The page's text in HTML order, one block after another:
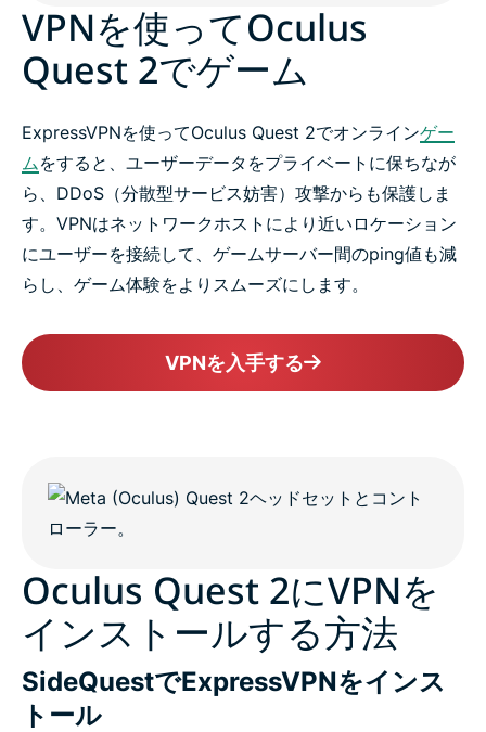
VPNを使ってOculus
Quest 2でゲーム
ExpressVPNを使ってOculus Quest 2でオンラインゲー
ム をすると、ユーザーデータをプライベートに保ちなが
ら、DDoS（分散型サービス妨害）攻撃からも保護しま
す。VPNはネットワークホストにより近いロケーション
にユーザーを接続して、ゲームサーバー間のping値も減
らし、ゲーム体験をよりスムーズにします。
VPNを入手する
Oculus Quest 2にVPNを
インストールする方法
SideQuestでExpressVPNをインス
トール